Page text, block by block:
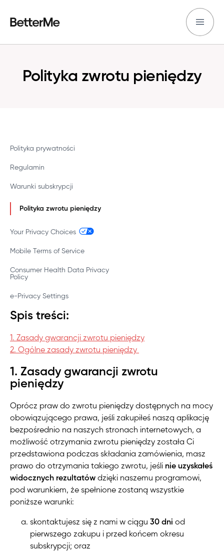
Polityka zwrotu pieniędzy
Polityka prywatności
Regulamin
Warunki subskrypcji
Polityka zwrotu pieniędzy
Your Privacy Choices
Mobile Terms of Service
Consumer Health Data Privacy
Policy
e-Privacy Settings
Spis treści:
1. Zasady gwarancji zwrotu pieniędzy
2. Ogólne zasady zwrotu pieniędzy
1. Zasady gwarancji zwrotu
pieniędzy
Oprócz praw do zwrotu pieniędzy dostępnych na mocy
obowiązującego prawa, jeśli zakupiłeś naszą aplikację
bezpośrednio na naszych stronach internetowych, a
możliwość otrzymania zwrotu pieniędzy została Ci
przedstawiona podczas składania zamówienia, masz
prawo do otrzymania takiego zwrotu, jeśli nie uzyskałeś
widocznych rezultatów dzięki naszemu programowi,
pod warunkiem, że spełnione zostaną wszystkie
poniższe warunki:
skontaktujesz się z nami w ciągu 30 dni od
pierwszego zakupu i przed końcem okresu
subskrypcji; oraz